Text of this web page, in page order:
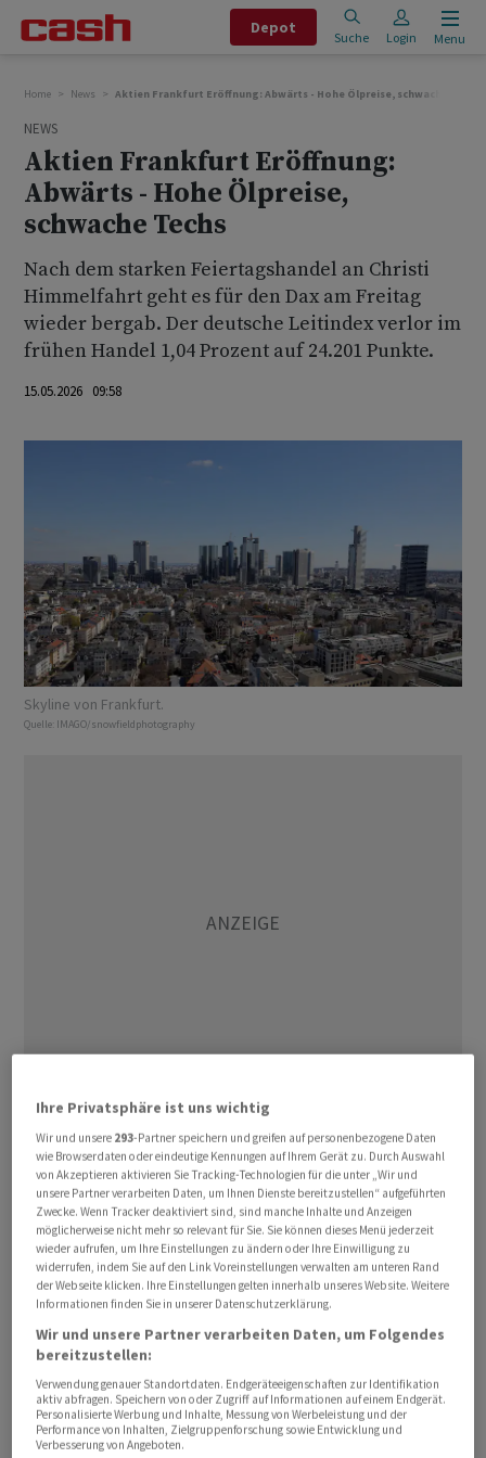
Depot
Suche Login Menu
Home News Aktien Frankfurt Eröffnung: Abwärts - Hohe Ölpreise, schwache Techs
NEWS
Aktien Frankfurt Eröffnung:
Abwärts - Hohe Ölpreise,
schwache Techs
Nach dem starken Feiertagshandel an Christi
Himmelfahrt geht es für den Dax am Freitag
wieder bergab. Der deutsche Leitindex verlor im
frühen Handel 1,04 Prozent auf 24.201 Punkte.
15.05.2026 09:58
Skyline von Frankfurt.
Quelle: IMAGO/snowfieldphotography
Im Iran-Krieg warten Anleger weiter auf eine Lösung, die
Ölpreise bleiben auf hohem Niveau und im
Technologiesektor prägen vor dem Wochenende
Gewinnmitnahmen das Bild, insbesondere bei den stark
gelaufenen Halbleiterwerten. Zins- und
Inflationssorgen nehmen zu und belasten die
Aktienmärkte. Letztlich hatten sich die Anleger wohl
auch von dem Treffen zwischen dem chinesischen
Staatschef Xi Jinping und dem US-Präsidenten Donald
Trump in Peking mehr erwartet. Trump befindet sich
inzwischen wieder auf der Rückreise.
Der MDax der mittelgrossen Werte sank am Freitag um
Ihre Privatsphäre ist uns wichtig
Wir und unsere 293-Partner speichern und greifen auf personenbezogene Daten
wie Browserdaten oder eindeutige Kennungen auf Ihrem Gerät zu. Durch Auswahl
von Akzeptieren aktivieren Sie Tracking-Technologien für die unter „Wir und
unsere Partner verarbeiten Daten, um Ihnen Dienste bereitzustellen“ aufgeführten
Zwecke. Wenn Tracker deaktiviert sind, sind manche Inhalte und Anzeigen
möglicherweise nicht mehr so relevant für Sie. Sie können dieses Menü jederzeit
wieder aufrufen, um Ihre Einstellungen zu ändern oder Ihre Einwilligung zu
widerrufen, indem Sie auf den Link Voreinstellungen verwalten am unteren Rand
der Webseite klicken. Ihre Einstellungen gelten innerhalb unseres Website. Weitere
Informationen finden Sie in unserer Datenschutzerklärung.
Wir und unsere Partner verarbeiten Daten, um Folgendes
bereitzustellen:
Verwendung genauer Standortdaten. Endgeräteeigenschaften zur Identifikation
aktiv abfragen. Speichern von oder Zugriff auf Informationen auf einem Endgerät.
Personalisierte Werbung und Inhalte, Messung von Werbeleistung und der
Performance von Inhalten, Zielgruppenforschung sowie Entwicklung und
Verbesserung von Angeboten.